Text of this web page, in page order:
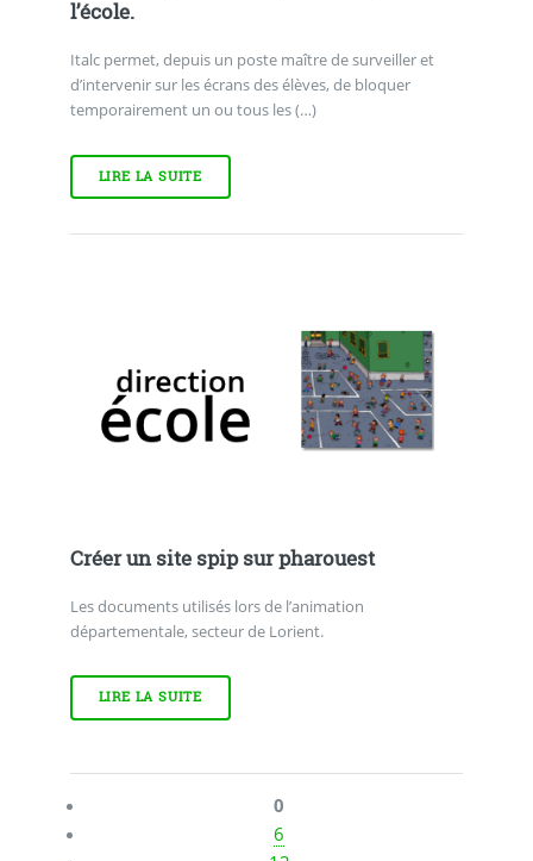
l’école.
Italc permet, depuis un poste maître de surveiller et
d’intervenir sur les écrans des élèves, de bloquer
temporairement un ou tous les (…)
LIRE LA SUITE
Créer un site spip sur pharouest
Les documents utilisés lors de l’animation
départementale, secteur de Lorient.
LIRE LA SUITE
0
6